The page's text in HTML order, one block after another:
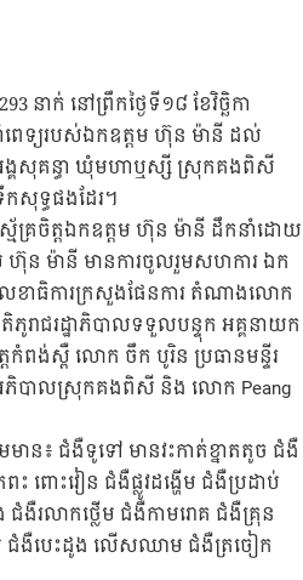
នាក់ នៅព្រឹកថ្ងៃទី១៨ ខែវិច្ឆិកា
េទ្យរបស់ឯកឧត្តម ហ៊ុន ម៉ានី ដល់
អង្គសុគន្ធា ឃុំមហាឬស្សី ស្រុកគងពិសី
សុទ្ធផងដែរ។
ស្ម័គ្រចិត្តឯកឧត្តម ហ៊ុន ម៉ានី ដឹកនាំដោយ
ម ហ៊ុន ម៉ានី មានការចូលរួមសហការ ឯក
េខាធិការក្រសួងផែនការ តំណាងលោក
រាជរដ្ឋាភិបាលទទួលបន្ទុក អគ្គនាយក
កំពង់ស្ពឺ លោក ចឹក បូរិន ប្រធានមន្ទីរ
អភិបាលស្រុកគងពិសី និង លោក Peang
ាន៖ ជំងឺទូទៅ មានវះកាត់ខ្នាតតូច ជំងឺ
ពោះវៀន ជំងឺផ្លូវដង្ហើម ជំងឺប្រដាប់
ងឺរលាកថ្លើម ជំងឺកាមរោគ ជំងឺគ្រុន
ជំងឺបេះដូង លើសឈាម ជំងឺត្រចៀក